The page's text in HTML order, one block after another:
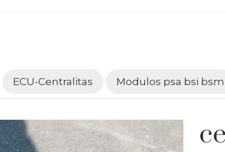
ECU-Centralitas Modulos psa bsi bsm